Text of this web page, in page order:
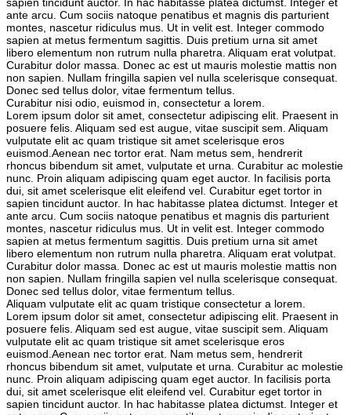
ante arcu. Cum sociis natoque penatibus et magnis dis parturient
montes, nascetur ridiculus mus. Ut in velit est. Integer commodo
sapien at metus fermentum sagittis. Duis pretium urna sit amet
libero elementum non rutrum nulla pharetra. Aliquam erat volutpat.
Curabitur dolor massa. Donec ac est ut mauris molestie mattis non
non sapien. Nullam fringilla sapien vel nulla scelerisque consequat.
Donec sed tellus dolor, vitae fermentum tellus.
Curabitur nisi odio, euismod in, consectetur a lorem.
Lorem ipsum dolor sit amet, consectetur adipiscing elit. Praesent in
posuere felis. Aliquam sed est augue, vitae suscipit sem. Aliquam
vulputate elit ac quam tristique sit amet scelerisque eros
euismod.Aenean nec tortor erat. Nam metus sem, hendrerit
rhoncus bibendum sit amet, vulputate et urna. Curabitur ac molestie
nunc. Proin aliquam adipiscing quam eget auctor. In facilisis porta
dui, sit amet scelerisque elit eleifend vel. Curabitur eget tortor in
sapien tincidunt auctor. In hac habitasse platea dictumst. Integer et
ante arcu. Cum sociis natoque penatibus et magnis dis parturient
montes, nascetur ridiculus mus. Ut in velit est. Integer commodo
sapien at metus fermentum sagittis. Duis pretium urna sit amet
libero elementum non rutrum nulla pharetra. Aliquam erat volutpat.
Curabitur dolor massa. Donec ac est ut mauris molestie mattis non
non sapien. Nullam fringilla sapien vel nulla scelerisque consequat.
Donec sed tellus dolor, vitae fermentum tellus.
Aliquam vulputate elit ac quam tristique consectetur a lorem.
Lorem ipsum dolor sit amet, consectetur adipiscing elit. Praesent in
posuere felis. Aliquam sed est augue, vitae suscipit sem. Aliquam
vulputate elit ac quam tristique sit amet scelerisque eros
euismod.Aenean nec tortor erat. Nam metus sem, hendrerit
rhoncus bibendum sit amet, vulputate et urna. Curabitur ac molestie
nunc. Proin aliquam adipiscing quam eget auctor. In facilisis porta
dui, sit amet scelerisque elit eleifend vel. Curabitur eget tortor in
sapien tincidunt auctor. In hac habitasse platea dictumst. Integer et